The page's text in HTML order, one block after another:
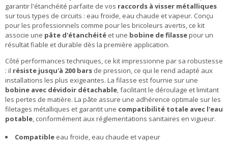
garantir l'étanchéité parfaite de vos raccords à visser métalliques
sur tous types de circuits : eau froide, eau chaude et vapeur. Conçu
pour les professionnels comme pour les bricoleurs avertis, ce kit
associe une pâte d'étanchéité et une bobine de filassepour un
résultat fiable et durable dès la première application.
Côté performances techniques, ce kit impressionne par sa robustesse
: il résiste jusqu'à 200 bars de pression, ce qui le rend adapté aux
installations les plus exigeantes. La filasse est fournie sur une
bobine avec dévidoir détachable, facilitant le déroulage et limitant
les pertes de matière. La pâte assure une adhérence optimale sur les
filetages métalliques et garantit une compatibilité totale avec l'eau
potable, conformément aux réglementations sanitaires en vigueur.
Compatible eau froide, eau chaude et vapeur